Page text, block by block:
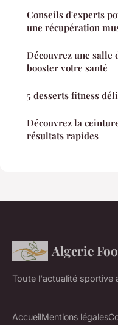
Conseils d'experts
une récupération
Découvrez une salle
booster votre santé
5 desserts fitness
Découvrez la
résultats rapides
Algerie
Toute l'actualité sportive
AccueilMentions légales